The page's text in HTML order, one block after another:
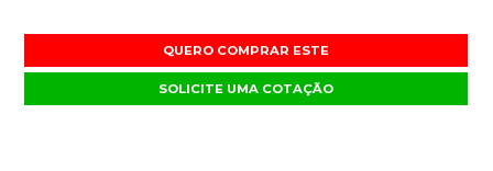
QUERO COMPRAR ESTE
SOLICITE UMA COTAÇÃO